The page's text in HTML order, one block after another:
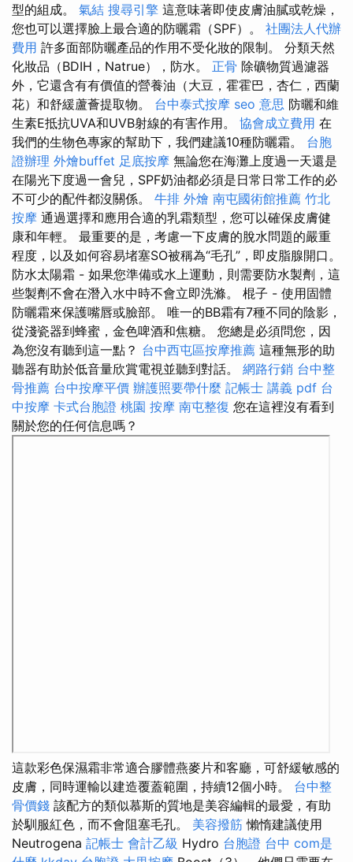
型的組成。 氣結 搜尋引擎 這意味著即使皮膚油膩或乾燥，
您也可以選擇臉上最合適的防曬霜（SPF）。 社團法人代辦
費用 許多面部防曬產品的作用不受化妝的限制。 分類天然
化妝品（BDIH，Natrue），防水。 正骨 除礦物質過濾器
外，它還含有有價值的營養油（大豆，霍霍巴，杏仁，西蘭
花）和舒緩蘆薈提取物。 台中泰式按摩 seo 意思 防曬和維
生素E抵抗UVA和UVB射線的有害作用。 協會成立費用 在
我們的生物色專家的幫助下，我們建議10種防曬霜。 台胞
證辦理 外燴buffet 足底按摩 無論您在海灘上度過一天還是
在陽光下度過一會兒，SPF奶油都必須是日常日常工作的必
不可少的配件都沒關係。 牛排 外燴 南屯國術館推薦 竹北
按摩 通過選擇和應用合適的乳霜類型，您可以確保皮膚健
康和年輕。 最重要的是，考慮一下皮膚的脫水問題的嚴重
程度，以及如何容易堵塞SO被稱為“毛孔”，即皮脂腺開口。
防水太陽霜 - 如果您準備或水上運動，則需要防水製劑，這
些製劑不會在潛入水中時不會立即洗滌。 棍子 - 使用固體
防曬霜來保護嘴唇或臉部。 唯一的BB霜有7種不同的陰影，
從淺瓷器到蜂蜜，金色啤酒和焦糖。 您總是必須問您，因
為您沒有聽到這一點？ 台中西屯區按摩推薦 這種無形的助
聽器有助於低音量欣賞電視並聽到對話。 網路行銷 台中整
骨推薦 台中按摩平價 辦護照要帶什麼 記帳士 講義 pdf 台
中按摩 卡式台胞證 桃園 按摩 南屯整復 您在這裡沒有看到
關於您的任何信息嗎？
這款彩色保濕霜非常適合膠體燕麥片和客廳，可舒緩敏感的
皮膚，同時運輸以建造覆蓋範圍，持續12個小時。 台中整
骨價錢 該配方的類似慕斯的質地是美容編輯的最愛，有助
於馴服紅色，而不會阻塞毛孔。 美容撥筋 懶惰建議使用
Neutrogena 記帳士 會計乙級 Hydro 台胞證 台中 com是